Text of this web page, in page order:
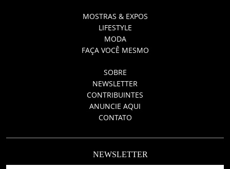
MOSTRAS & EXPOS
LIFESTYLE
MODA
FAÇA VOCÊ MESMO
SOBRE
NEWSLETTER
CONTRIBUINTES
ANUNCIE AQUI
CONTATO
NEWSLETTER